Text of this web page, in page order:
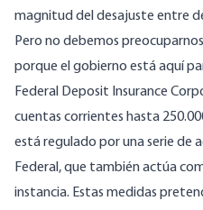
magnitud del desajuste entre
Pero no debemos
porque el gobierno está aquí
Federal Deposit Insurance
cuentas corrientes hasta
está regulado por una serie de
Federal, que también actúa
instancia. Estas medidas